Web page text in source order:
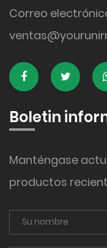
Correo
Boletin
Manténgase
productos